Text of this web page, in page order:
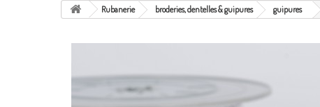
Rubanerie broderies, dentelles & guipures guipures